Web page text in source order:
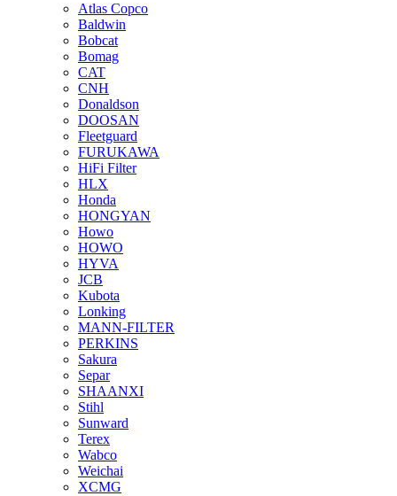
Atlas Copco
Baldwin
Bobcat
Bomag
CAT
CNH
Donaldson
DOOSAN
Fleetguard
FURUKAWA
HiFi Filter
HLX
Honda
HONGYAN
Howo
HOWO
HYVA
JCB
Kubota
Lonking
MANN-FILTER
PERKINS
Sakura
Separ
SHAANXI
Stihl
Sunward
Terex
Wabco
Weichai
XCMG